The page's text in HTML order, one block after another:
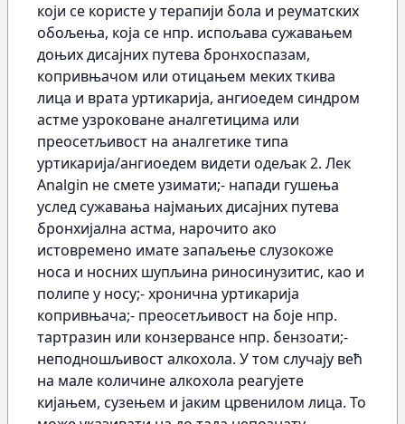
који се користе у терапији бола и реуматских
обољења, која се нпр. испољава сужавањем
доњих дисајних путева бронхоспазам,
копривњачом или отицањем меких ткива
лица и врата уртикарија, ангиоедем синдром
астме узроковане аналгетицима или
преосетљивост на аналгетике типа
уртикарија/ангиоедем видети одељак 2. Лек
Analgin не смете узимати;- напади гушења
услед сужавања најмањих дисајних путева
бронхијална астма, нарочито ако
истовремено имате запаљење слузокоже
носа и носних шупљина риносинузитис, као и
полипе у носу;- хронична уртикарија
копривњача;- преосетљивост на боје нпр.
тартразин или конзервансе нпр. бензоати;-
неподношљивост алкохола. У том случају већ
на мале количине алкохола реагујете
кијањем, сузењем и јаким црвенилом лица. То